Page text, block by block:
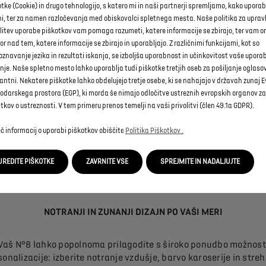
100-odstotno električni SUV z našim konfiguratorjem DS –
potrebe: stopnje opreme, pogonski sklopi, oprema, dizajn …
RAZPOLOŽLJIVE IZVEDBE
je na voljo kot 100-odstotno električen v naslednjih različicah:
. Vse izvedbe so opremljene z vrhunsko serijsko opremo in
zadostijo vsem vašim zahtevam.
NOTRANJI IN ZUNANJI DIZAJN PO VAŠI MERI
N°8 lahko popolnoma prilagodite s široko ponudbo
izberite notranje vzdušje, barvo karoserije in
(Cookie) in drugo tehnologijo, s katero mi in naši partnerji spremljamo, kako
ter za namen razločevanja med obiskovalci spletnega mesta. Naše politika za
uporabe piškotkov vam pomaga razumeti, katere informacije se zbirajo, ter vam
nad tem, katere informacije se zbirajo in uporabljajo. Z različnimi funkcijami, kot so
jezika in rezultati iskanja, se izboljša uporabnost in učinkovitost vaše
Naše spletno mesto lahko uporablja tudi piškotke tretjih oseb za pošiljanje
Nekatere piškotke lahko obdelujejo tretje osebe, ki se nahajajo v državah zunaj
prostora (EGP), ki morda še nimajo odločitve ustreznih evropskih organov
o ustreznosti. V tem primeru prenos temelji na vaši privolitvi (člen 49.1a GDPR).
informacij o uporabi piškotkov obiščite Politika Piškotkov .
UREDITE PIŠKOTKE SPREJMITE IN NADALJUJTE
ZAVRNITE VSE